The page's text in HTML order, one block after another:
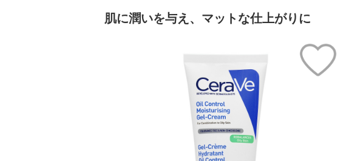
肌に潤いを与え、マットな仕上がりに